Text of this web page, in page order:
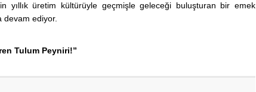
yıllık üretim kültürüyle geçmişle geleceği buluşturan bir emek
devam ediyor.
Tulum Peyniri!”